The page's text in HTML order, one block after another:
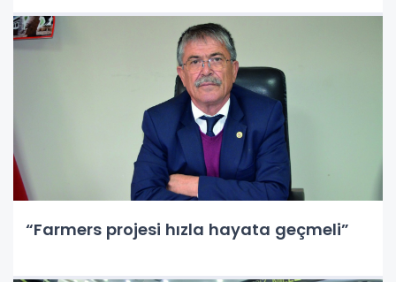
“Farmers projesi hızla hayata geçmeli”